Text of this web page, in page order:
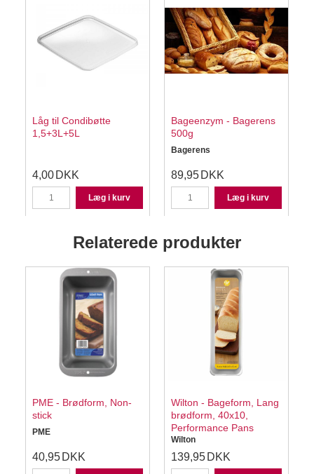
Låg til Condibøtte
1,5+3L+5L
4,00 DKK
Læg i kurv
Bageenzym - Bagerens
500g
Bagerens
89,95 DKK
Læg i kurv
Relaterede produkter
PME - Brødform, Non-
stick
PME
40,95 DKK
Wilton - Bageform, Lang
brødform, 40x10,
Performance Pans
Wilton
139,95 DKK